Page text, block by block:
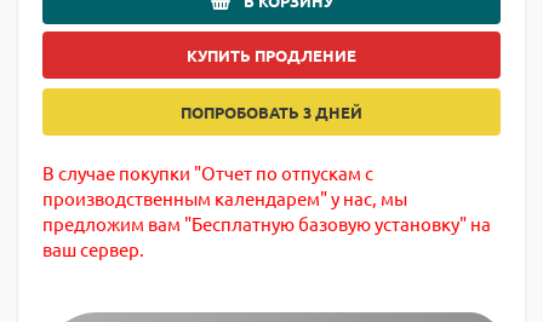
КУПИТЬ ПРОДЛЕНИЕ
ПОПРОБОВАТЬ 3 ДНЕЙ
В случае покупки "Отчет по отпускам с
производственным календарем" у нас, мы
предложим вам "Бесплатную базовую установку" на
ваш сервер.